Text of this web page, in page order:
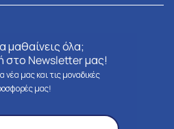
μαθαίνεις όλα;
στο Newsletter μας!
μας και τις μοναδικές
μας!